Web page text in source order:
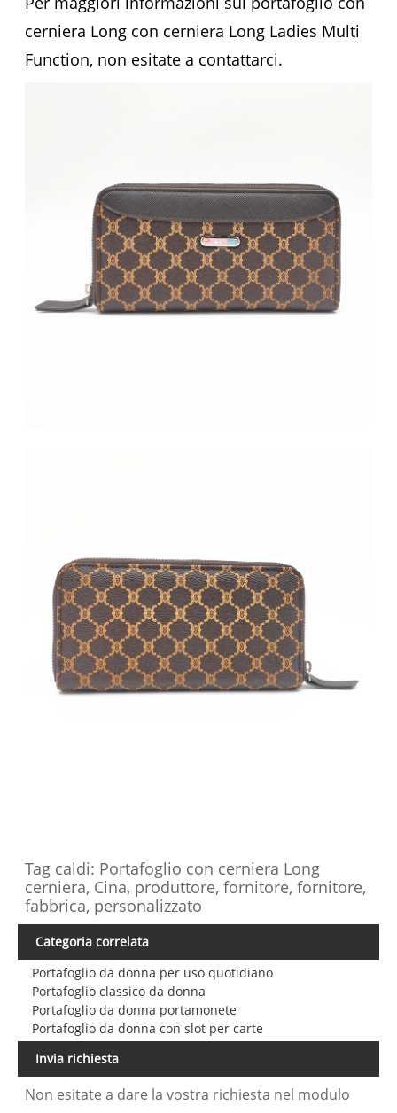
cerniera Long con cerniera Long Ladies Multi
Function, non esitate a contattarci.
Tag caldi: Portafoglio con cerniera Long
cerniera, Cina, produttore, fornitore, fornitore,
fabbrica, personalizzato
Categoria correlata
Portafoglio da donna per uso quotidiano
Portafoglio classico da donna
Portafoglio da donna portamonete
Portafoglio da donna con slot per carte
Invia richiesta
Non esitate a dare la vostra richiesta nel modulo